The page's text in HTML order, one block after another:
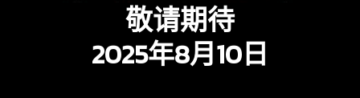
敬请期待
2025年8月10日